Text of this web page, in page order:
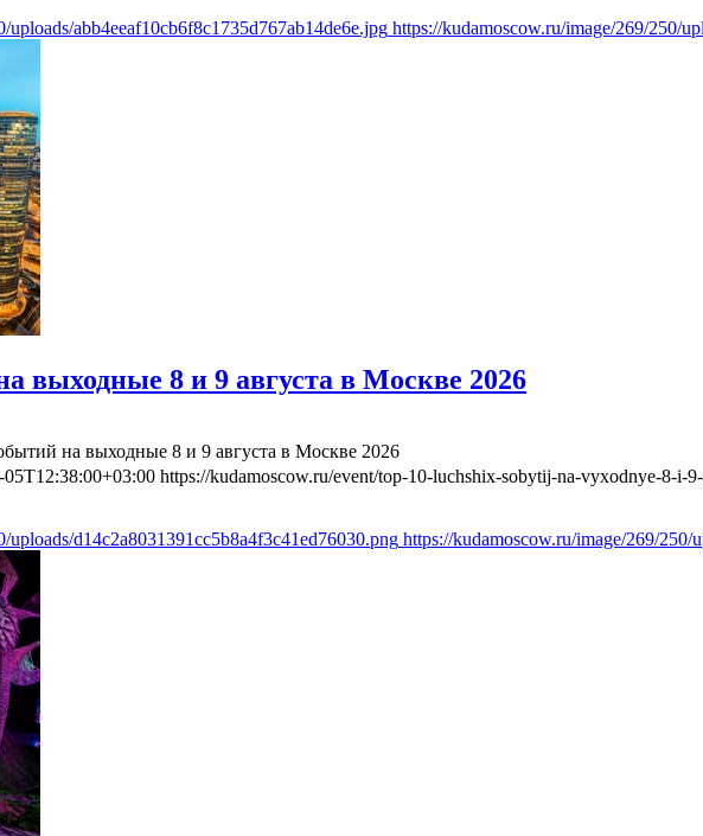
abb4eeaf10cb6f8c1735d767ab14de6e.jpg https://kudamoscow.ru/image/269/250/
выходные 8 и 9 августа в Москве 2026
на выходные 8 и 9 августа в Москве 2026
05T12:38:00+03:00 https://kudamoscow.ru/event/top-10-luchshix-sobytij-na-vyxodnye-8-i-
uploads/d14c2a8031391cc5b8a4f3c41ed76030.png https://kudamoscow.ru/image/269/250/